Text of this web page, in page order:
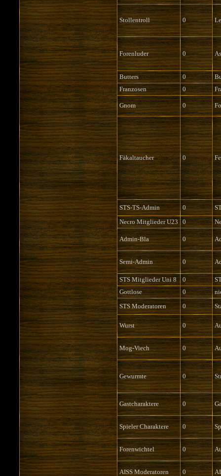
Stollentroll 0
Forenluder 0
Butters 0
Franzosen
0
Gnom 0
Fäkaltaucher 0
STS-TS-Admin 0
Necro Mitglieder U23 0
Admin-Bla 0
Semi-Admin 0
STS Mitglieder Uni 8 0
Gottlose
0
STS Moderatoren
0
Wurst 0
Mog-Viech 0
Gewurmte 0
Gastcharaktere 0
Spieler Charaktere 0
Forenwichtel 0
AISS Moderatoren 0